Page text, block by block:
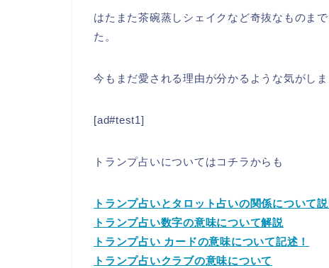
はたまた茶碗蒸しシェイクなど奇抜なものま
た。
今もまだ愛される理由が分かるような気がしま
[ad#test1]
トランプ占いについてはコチラからも
トランプ占いとタロット占いの関係について
トランプ占い数字の意味について解説
トランプ占い カードの意味について記述！
トランプ占いクラブの意味について